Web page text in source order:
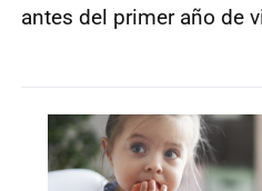
antes del primer año de